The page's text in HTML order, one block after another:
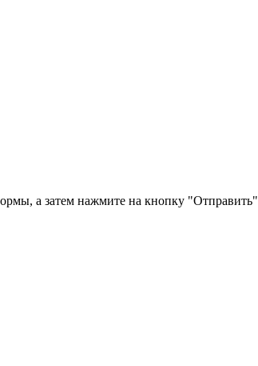
а затем нажмите на кнопку "Отправить"